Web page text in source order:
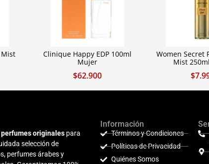
Mist
Clinique Happy EDP 100ml
Mujer
$62.900
Women Secret
Mist
$
originales para
selección de
perfumes árabes y
Información
Términos y Condiciones
Políticas de Privacidad
Quiénes Somos